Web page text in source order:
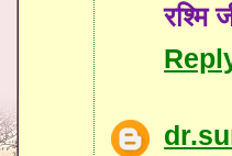
रश्मि